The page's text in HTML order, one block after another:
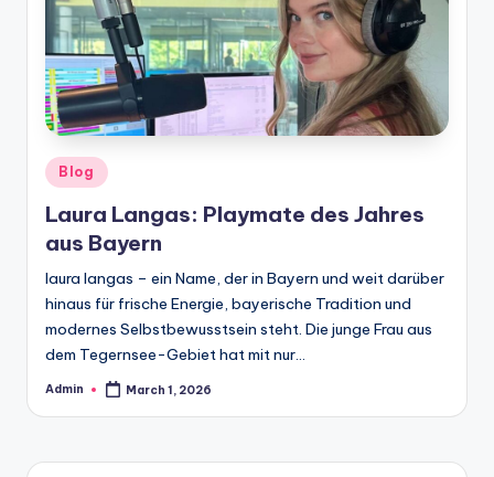
Posted
in
Blog
Laura Langas: Playmate des Jahres
aus Bayern
laura langas – ein Name, der in Bayern und weit darüber
hinaus für frische Energie, bayerische Tradition und
modernes Selbstbewusstsein steht. Die junge Frau aus
dem Tegernsee-Gebiet hat mit nur…
Posted
Admin March 1, 2026